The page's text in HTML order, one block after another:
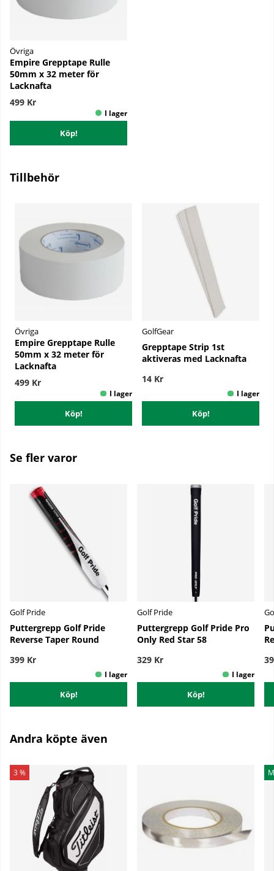
Övriga
Empire Grepptape Rulle
50mm x 32 meter för
Lacknafta
499 Kr
Köp!
Tillbehör
Övriga
Empire Grepptape Rulle
50mm x 32 meter för
Lacknafta
499 Kr
Köp!
GolfGear
Grepptape Strip 1st
aktiveras med Lacknafta
14 Kr
Köp!
Se fler varor
Golf Pride
Puttergrepp Golf Pride
Reverse Taper Round
399 Kr
Köp!
Golf Pride
Puttergrepp Golf Pride Pro
Only Red Star 58
329 Kr
Köp!
Andra köpte även
3 %